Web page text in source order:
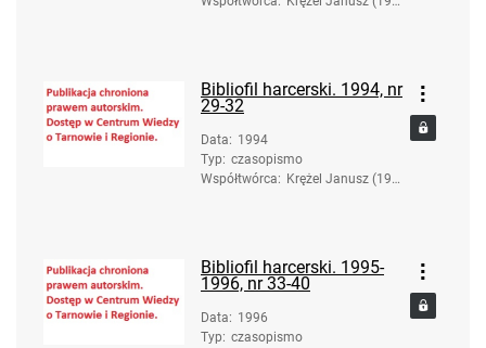
Bibliofil harcerski. 1994, nr
29-32
Data: 1994
Typ: czasopismo
Współtwórca: Krężel Janusz (193
Bibliofil harcerski. 1995-
1996, nr 33-40
Data: 1996
Typ: czasopismo